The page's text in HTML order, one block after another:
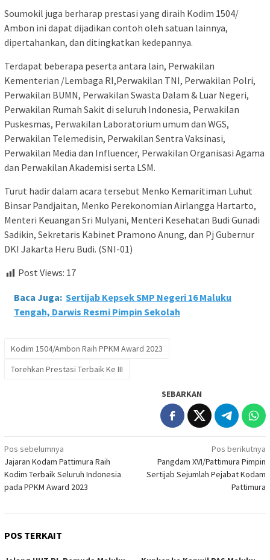
Soumokil juga berharap prestasi yang diraih Kodim 1504/
Ambon ini dapat dijadikan contoh oleh satuan lainnya,
dipertahankan, dan ditingkatkan kedepannya.
Terdapat beberapa peserta antara lain, Perwakilan
Kementerian /Lembaga RI,Perwakilan TNI, Perwakilan Polri,
Perwakilan BUMN, Perwakilan Swasta Dalam & Luar Negeri,
Perwakilan Rumah Sakit di seluruh Indonesia, Perwakilan
Puskesmas, Perwakilan Laboratorium umum dan WGS,
Perwakilan Telemedisin, Perwakilan Sentra Vaksinasi,
Perwakilan Media dan Influencer, Perwakilan Organisasi Agama
dan Perwakilan Akademisi serta LSM.
Turut hadir dalam acara tersebut Menko Kemaritiman Luhut
Binsar Pandjaitan, Menko Perekonomian Airlangga Hartarto,
Menteri Keuangan Sri Mulyani, Menteri Kesehatan Budi Gunadi
Sadikin, Sekretaris Kabinet Pramono Anung, dan Pj Gubernur
DKI Jakarta Heru Budi. (SNI-01)
Post Views: 17
Baca Juga: Sertijab Kepsek SMP Negeri 16 Maluku
Tengah, Darwis Resmi Pimpin Sekolah
Kodim 1504/Ambon Raih PPKM Award 2023
Torehkan Prestasi Terbaik Ke III
SEBARKAN
Navigasi
pos
Pos sebelumnya
Jajaran Kodam Pattimura Raih
Kodim Terbaik Seluruh Indonesia
pada PPKM Award 2023
Pos berikutnya
Pangdam XVI/Pattimura Pimpin
Sertijab Sejumlah Pejabat Kodam
Pattimura
POS TERKAIT